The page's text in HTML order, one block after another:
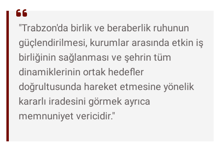
"Trabzon'da birlik ve beraberlik ruhunun
güçlendirilmesi, kurumlar arasında etkin iş
birliğinin sağlanması ve şehrin tüm
dinamiklerinin ortak hedefler
doğrultusunda hareket etmesine yönelik
kararlı iradesini görmek ayrıca
memnuniyet vericidir."